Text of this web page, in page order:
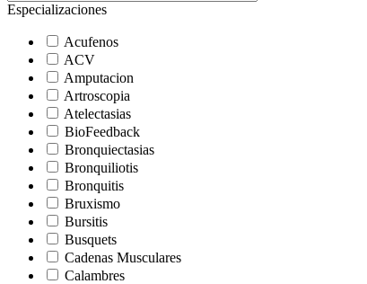
Especializaciones
Acufenos
ACV
Amputacion
Artroscopia
Atelectasias
BioFeedback
Bronquiectasias
Bronquiliotis
Bronquitis
Bruxismo
Bursitis
Busquets
Cadenas Musculares
Calambres